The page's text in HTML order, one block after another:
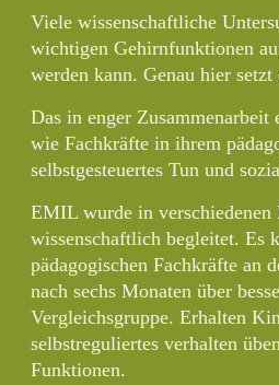
Viele wissenschaftliche
wichtigen Gehirnfunktionen
werden kann. Genau hier
Das in enger
wie Fachkräfte in ihrem
selbstgesteuertes Tun und
EMIL wurde in
wissenschaftlich begleitet. Es
pädagogischen Fachkräfte an
nach sechs Monaten über
Vergleichsgruppe. Erhalten
selbstreguliertes verhalten
Funktionen.